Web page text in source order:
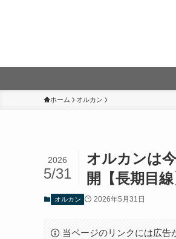
ホーム オルカン
オルカンは
開【長期目線
2026
5/31
オルカン 2026年5月31日
当ページのリンクには広告